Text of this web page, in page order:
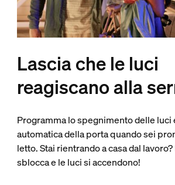
Lascia che le luci
reagiscano alla
Programma lo spegnimento delle luci
automatica della porta quando sei
letto. Stai rientrando a casa dal
sblocca e le luci si accendono!